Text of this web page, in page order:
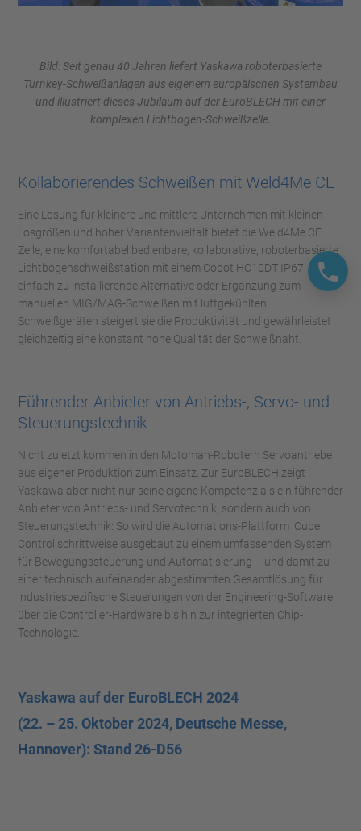
Bild: Seit genau 40 Jahren liefert Yaskawa roboterbasierte
Turnkey-Schweißanlagen aus eigenem europäischen Systembau
und illustriert dieses Jubiläum auf der EuroBLECH mit einer
komplexen Lichtbogen-Schweißzelle.
Kollaborierendes Schweißen mit Weld4Me CE
Eine Lösung für kleinere und mittlere Unternehmen mit kleinen
Losgrößen und hoher Variantenvielfalt bietet die Weld4Me CE
Zelle, eine komfortabel bedienbare, kollaborative, roboterbasierte
Lichtbogenschweißstation mit einem Cobot HC10DT IP67. Als
einfach zu installierende Alternative oder Ergänzung zum
manuellen MIG/MAG-Schweißen mit luftgekühlten
Schweißgeräten steigert sie die Produktivität und gewährleistet
gleichzeitig eine konstant hohe Qualität der Schweißnaht.
Führender Anbieter von Antriebs-, Servo- und
Steuerungstechnik
Nicht zuletzt kommen in den Motoman-Robotern Servoantriebe
aus eigener Produktion zum Einsatz. Zur EuroBLECH zeigt
Yaskawa aber nicht nur seine eigene Kompetenz als ein führender
Anbieter von Antriebs- und Servotechnik, sondern auch von
Steuerungstechnik: So wird die Automations-Plattform iCube
Control schrittweise ausgebaut zu einem umfassenden System
für Bewegungssteuerung und Automatisierung – und damit zu
einer technisch aufeinander abgestimmten Gesamtlösung für
industriespezifische Steuerungen von der Engineering-Software
über die Controller-Hardware bis hin zur integrierten Chip-
Technologie.
Yaskawa auf der EuroBLECH 2024
(22. – 25. Oktober 2024, Deutsche Messe,
Hannover): Stand 26-D56